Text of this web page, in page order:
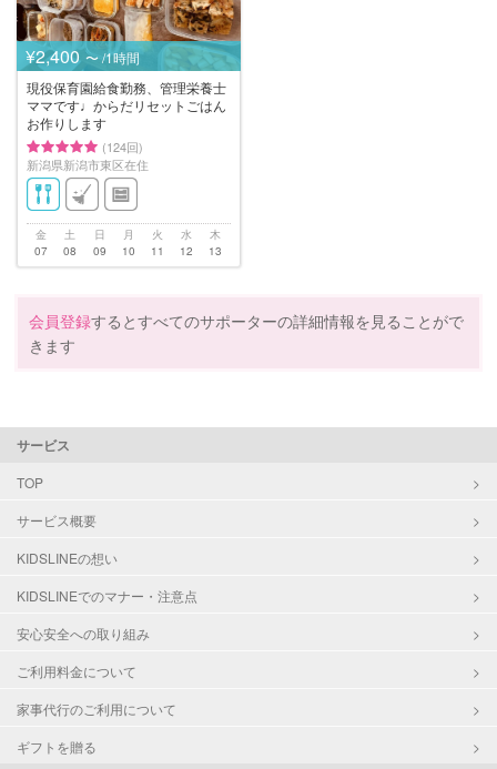
¥2,400 〜 /1時間
現役保育園給食勤務、管理栄養士
ママです♩からだリセットごはん
お作りします
(124回)
新潟県新潟市東区在住
金
07
土
08
日
09
月
10
火
11
水
12
木
13
会員登録するとすべてのサポーターの詳細情報を見ることがで
きます
サービス
TOP
サービス概要
KIDSLINEの想い
KIDSLINEでのマナー・注意点
安心安全への取り組み
ご利用料金について
家事代行のご利用について
ギフトを贈る